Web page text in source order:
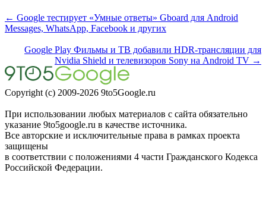
← Google тестирует «Умные ответы» Gboard для Android
Messages, WhatsApp, Facebook и других
Google Play Фильмы и ТВ добавили HDR-трансляции для
Nvidia Shield и телевизоров Sony на Android TV →
Copyright (c) 2009-2026 9to5Google.ru
При использовании любых материалов с сайта обязательно
указание 9to5google.ru в качестве источника.
Все авторские и исключительные права в рамках проекта
защищены
в соответствии с положениями 4 части Гражданского Кодекса
Российской Федерации.